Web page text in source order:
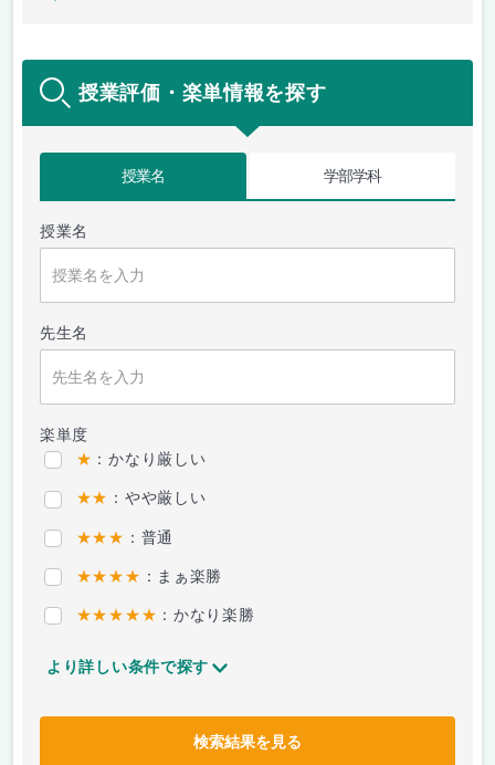
授業評価・楽単情報を探す
授業名 学部学科
授業名
先生名
楽単度
★ ：かなり厳しい
★★ ：やや厳しい
★★★ ：普通
★★★★ ：まぁ楽勝
★★★★★ ：かなり楽勝
より詳しい条件で探す
検索結果を見る